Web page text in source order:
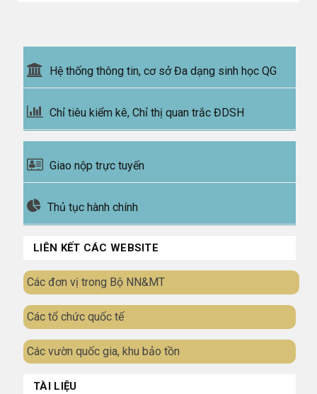
Hệ thống thông tin, cơ sở Đa dạng sinh học QG
Chỉ tiêu kiểm kê, Chỉ thị quan trắc ĐDSH
Giao nộp trực tuyến
Thủ tục hành chính
LIÊN KẾT CÁC WEBSITE
Các đơn vị trong Bộ NN&MT
Các tổ chức quốc tế
Các vườn quốc gia, khu bảo tồn
TÀI LIỆU